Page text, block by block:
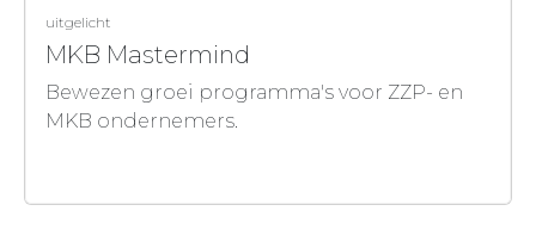
uitgelicht
MKB Mastermind
Bewezen groei programma's voor ZZP- en
MKB ondernemers.